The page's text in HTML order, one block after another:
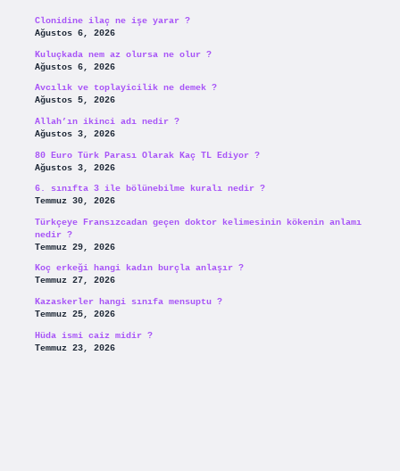
Clonidine ilaç ne işe yarar ?
Ağustos 6, 2026
Kuluçkada nem az olursa ne olur ?
Ağustos 6, 2026
Avcılık ve toplayicilik ne demek ?
Ağustos 5, 2026
Allah’ın ikinci adı nedir ?
Ağustos 3, 2026
80 Euro Türk Parası Olarak Kaç TL Ediyor ?
Ağustos 3, 2026
6. sınıfta 3 ile bölünebilme kuralı nedir ?
Temmuz 30, 2026
Türkçeye Fransızcadan geçen doktor kelimesinin kökenin anlamı
nedir ?
Temmuz 29, 2026
Koç erkeği hangi kadın burçla anlaşır ?
Temmuz 27, 2026
Kazaskerler hangi sınıfa mensuptu ?
Temmuz 25, 2026
Hüda ismi caiz midir ?
Temmuz 23, 2026